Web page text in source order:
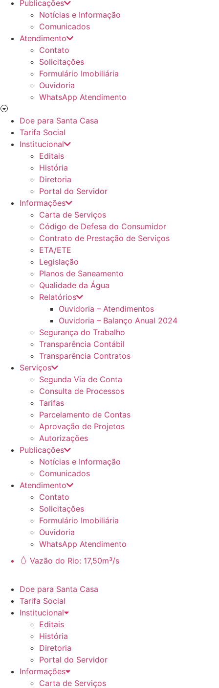
Publicações
Notícias e Informação
Comunicados
Atendimento
Contato
Solicitações
Formulário Imobiliária
Ouvidoria
WhatsApp Atendimento
Doe para Santa Casa
Tarifa Social
Institucional
Editais
História
Diretoria
Portal do Servidor
Informações
Carta de Serviços
Código de Defesa do Consumidor
Contrato de Prestação de Serviços
ETA/ETE
Legislação
Planos de Saneamento
Qualidade da Água
Relatórios
Ouvidoria – Atendimentos
Ouvidoria – Balanço Anual 2024
Segurança do Trabalho
Transparência Contábil
Transparência Contratos
Serviços
Segunda Via de Conta
Consulta de Processos
Tarifas
Parcelamento de Contas
Aprovação de Projetos
Autorizações
Publicações
Notícias e Informação
Comunicados
Atendimento
Contato
Solicitações
Formulário Imobiliária
Ouvidoria
WhatsApp Atendimento
Vazão do Rio: 17,50m³/s
Doe para Santa Casa
Tarifa Social
Institucional
Editais
História
Diretoria
Portal do Servidor
Informações
Carta de Serviços